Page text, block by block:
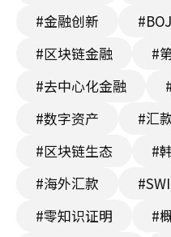
#金融创新
#区块链金融
#
#去中心化金融
#数字资产
#汇
#区块链生态
#
#海外汇款
#零知识证明
#